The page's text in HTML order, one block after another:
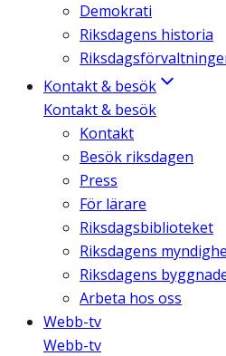
Demokrati
Riksdagens historia
Kontakt & besök
Kontakt & besök
Kontakt
Besök riksdagen
Press
För lärare
Riksdagsbiblioteket
Riksdagens
Riksdagens
Arbeta hos oss
Webb-tv
Webb-tv